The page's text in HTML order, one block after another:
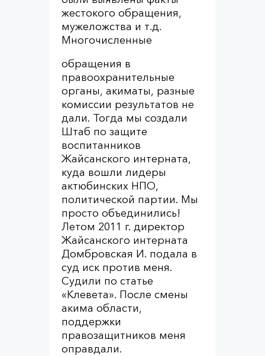
жестокого обращения,
мужеложства и т.д.
Многочисленные
обращения в
правоохранительные
органы, акиматы, разные
комиссии результатов не
дали. Тогда мы создали
Штаб по защите
воспитанников
Жайсанского интерната,
куда вошли лидеры
актюбинских НПО,
политической партии. Мы
просто объединились!
Летом 2011 г. директор
Жайсанского интерната
Домбровская И. подала в
суд иск против меня.
Судили по статье
«Клевета». После смены
акима области,
поддержки
правозащитников меня
оправдали.